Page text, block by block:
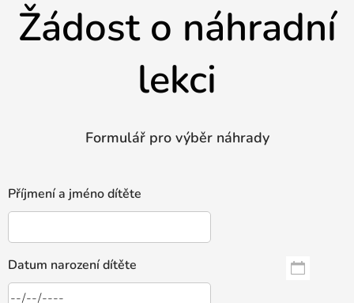
Žádost o náhradní
lekci
Formulář pro výběr náhrady
Příjmení a jméno dítěte
Datum narození dítěte